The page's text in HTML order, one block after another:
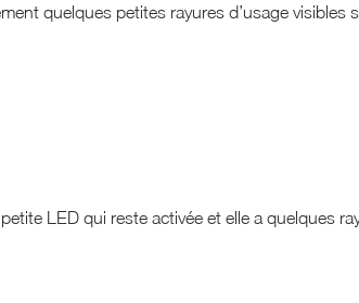
quelques petites rayures d’usage visibles
LED qui reste activée et elle a quelques